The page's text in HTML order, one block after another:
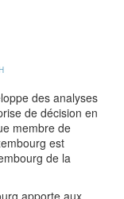
des analyses
de décision en
membre de
est
de la
apporte aux